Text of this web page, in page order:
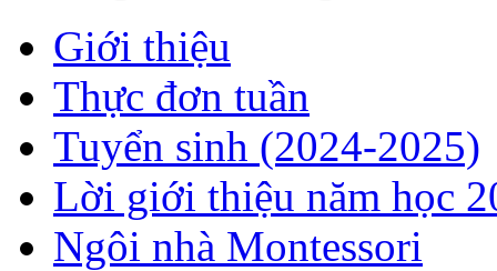
Giới thiệu
Thực đơn tuần
Tuyển sinh (2024-2025)
Lời giới thiệu năm học
Ngôi nhà Montessori